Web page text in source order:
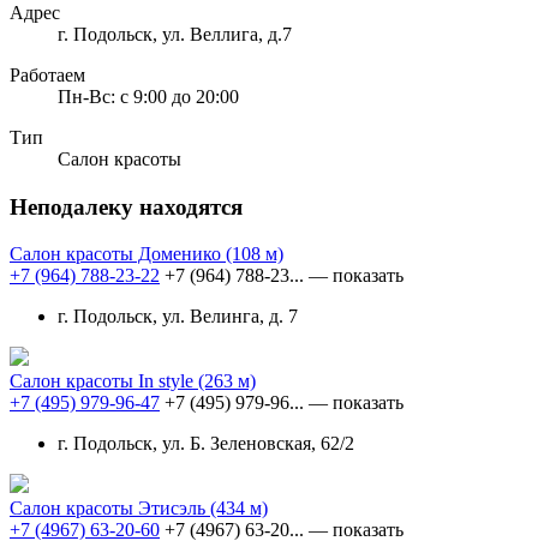
Адрес
г. Подольск, ул. Веллига, д.7
Работаем
Пн-Вс: с 9:00 до 20:00
Тип
Салон красоты
Неподалеку находятся
Салон красоты Доменико (108 м)
+7 (964) 788-23-22 +7 (964) 788-23... — показать
г. Подольск, ул. Велинга, д. 7
Салон красоты In style (263 м)
+7 (495) 979-96-47 +7 (495) 979-96... — показать
г. Подольск, ул. Б. Зеленовская, 62/2
Салон красоты Этисэль (434 м)
+7 (4967) 63-20-60 +7 (4967) 63-20... — показать